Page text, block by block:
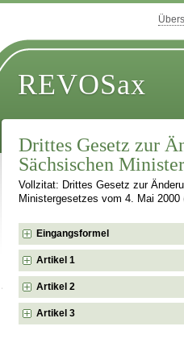
REVOSax
Drittes Gesetz zur
Sächsischen
Vollzitat: Drittes Gesetz zur
Ministergesetzes vom 4. Mai
Eingangsformel
Artikel 1
Artikel 2
Artikel 3